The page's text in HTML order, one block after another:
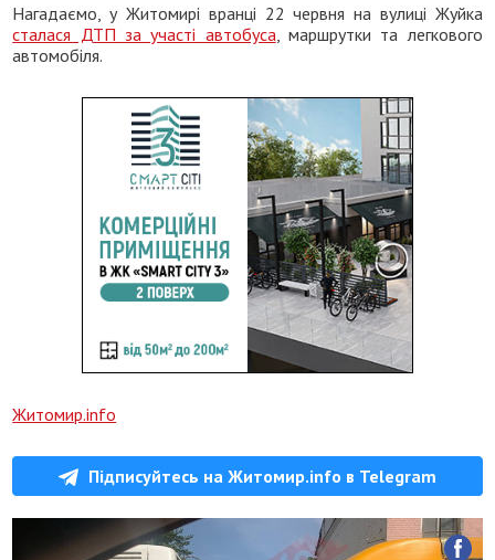
Нагадаємо, у Житомирі вранці 22 червня на вулиці Жуйка
сталася ДТП за участі автобуса , маршрутки та легкового
автомобіля.
Житомир.info
Підписуйтесь на Житомир.info в Telegram